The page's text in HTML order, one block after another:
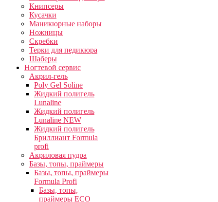
Книпсеры
Кусачки
Маникюрные наборы
Ножницы
Скребки
Терки для педикюра
Шаберы
Ногтевой сервис
Акрил-гель
Poly Gel Soline
Жидкий полигель
Lunaline
Жидкий полигель
Lunaline NEW
Жидкий полигель
Бриллиант Formula
profi
Акриловая пудра
Базы, топы, праймеры
Базы, топы, праймеры
Formula Profi
Базы, топы,
праймеры ECO